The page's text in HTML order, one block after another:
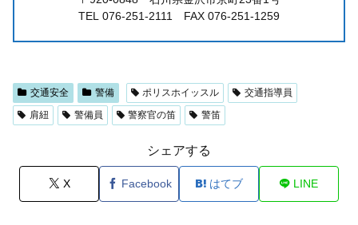
TEL 076-251-2111 FAX 076-251-1259
交通安全 警備 ポリスホイッスル
交通指導員
肩紐
警備員 警察官の笛 警笛
シェアする
X Facebook はてブ LINE